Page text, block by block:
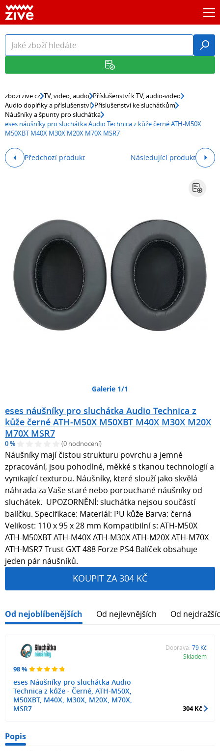
zbozi.zive.cz TV, video, audio Příslušenství k TV, audio-video
Audio doplňky a příslušenství Příslušenství ke sluchátkům
Náušníky a špunty pro sluchátka
eses náušníky pro sluchátka Audio Technica z kůže černé ATH-M50X
M50XBT M40X M30X M20X M70X MSR7
Předchozí produkt Následující produkt
Galerie 1/1
eses náušníky pro sluchátka Audio Technica z
kůže černé ATH-M50X M50XBT M40X M30X M20X
M70X MSR7
0 % (0 hodnocení)
Náušníky mají čistou strukturu povrchu a jemné
zpracování, jsou pohodlné, měkké s tkanou technologií a
vynikající texturou. Náušníky, které slouží jako skvělá
náhrada za Vaše staré nebo porouchané náušníky od
sluchátek. UPOZORNĚNÍ: sluchátka nejsou součástí
balíčku. Specifikace: Materiál: PU kůže Barva: černá
Velikost: 110 x 95 x 28 mm Kompatibilní s: ATH-M50X
ATH-M50XBT ATH-M40X ATH-M30X ATH-M20X ATH-M70X
ATH-MSR7 Trust GXT 488 Forze PS4 Balíček obsahuje
jeden pár náušníků.
KOUPIT ZA 304 KČ
Od nejoblíbenějších Od nejlevnějších Od
98 %
eses Náušníky pro sluchátka Audio
Technica z kůže - Černé, ATH-M50X,
M50XBT, M40X, M30X, M20X, M70X,
MSR7
Doprava: 79 Kč
Skladem
304 Kč
Popis